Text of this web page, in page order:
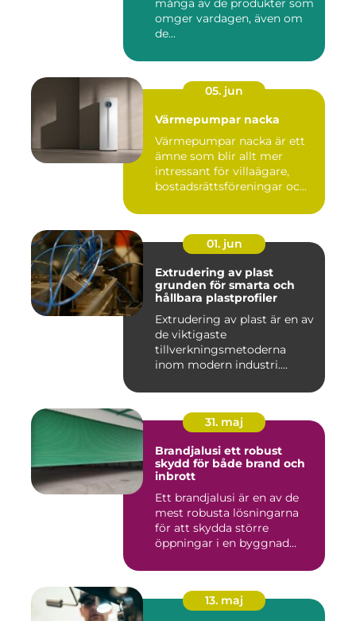
många av de produkter som
omger vardagen, även om
de...
05. jun
Värmepumpar nacka
Värmepumpar nacka är ett
ämne som blir allt mer
intressant för villaägare,
bostadsrättsföreningar oc...
01. jun
Extrudering av plast
grunden för smarta och
hållbara plastprofiler
Extrudering av plast är en av
de viktigaste
tillverkningsmetoderna
inom modern industri.
31. maj
Brandjalusi ett robust
skydd för både brand och
inbrott
Ett brandjalusi är en av de
mest robusta lösningarna
för att skydda större
öppningar i en byggnad
13. maj